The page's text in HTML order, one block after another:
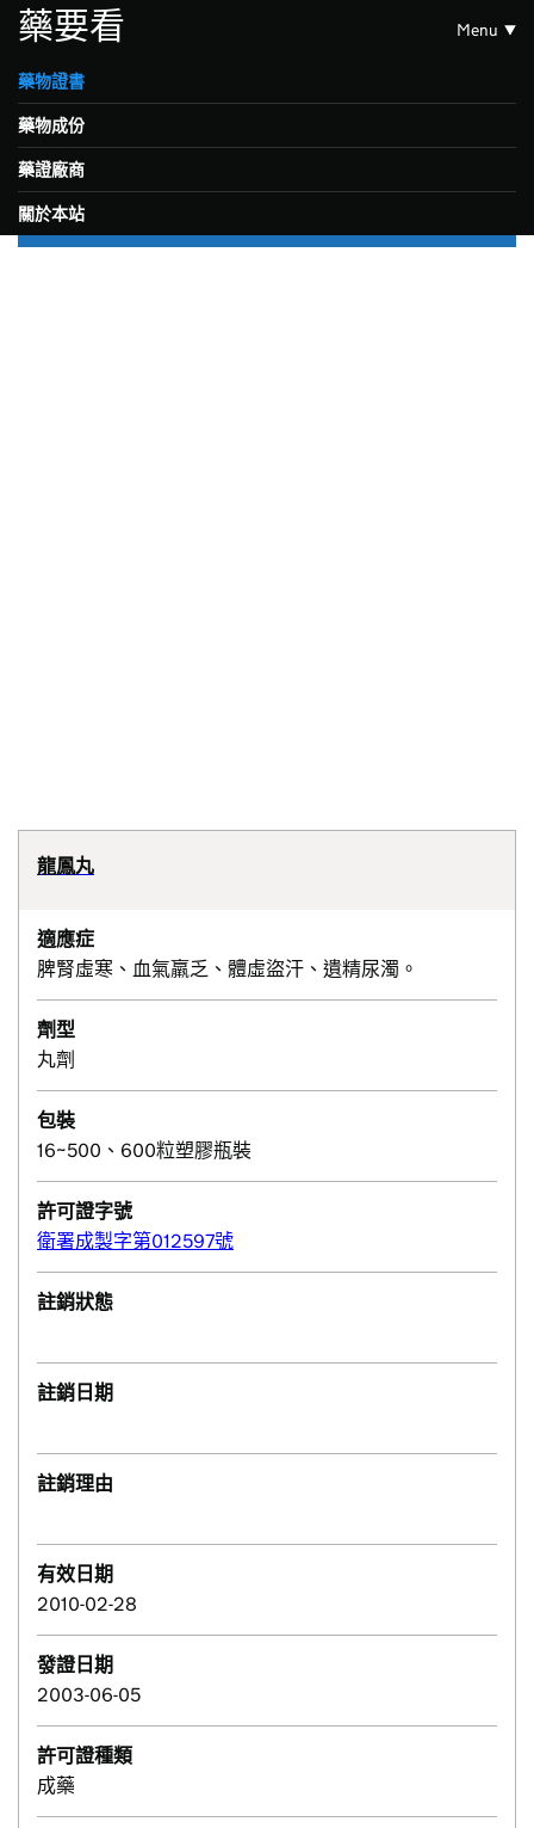
藥要看 Menu
藥物證書
藥物成份
藥證廠商
關於本站
龍鳳丸
適應症
脾腎虛寒、血氣羸乏、體虛盜汗、遺精尿濁。
劑型
丸劑
包裝
16~500、600粒塑膠瓶裝
許可證字號
衛署成製字第012597號
註銷狀態
註銷日期
註銷理由
有效日期
2010-02-28
發證日期
2003-06-05
許可證種類
成藥